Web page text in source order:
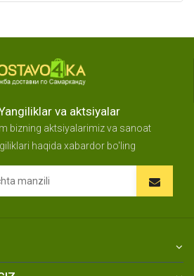
va aktsiyalar
bizning aktsiyalarimiz va sanoat
haqida xabardor bo'ling